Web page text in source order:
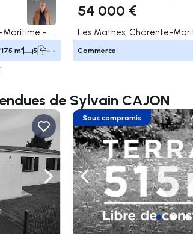
175 m² 5 - -
54 000 €
Les Mathes, Charente-
Commerce
de Sylvain CAJON
Naviguer vers la droite
Naviguer vers la gauche
Sous compromis